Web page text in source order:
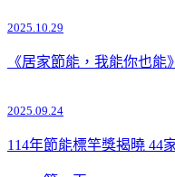
2025.10.29
《居家節能，我能你也
2025.09.24
114年節能標竿獎揭曉 44